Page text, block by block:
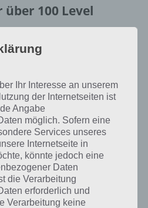
über 100 Level
94% bei jedem Spieler anders sind,
(real oder fiktiv):
Antworten zum Sachverhalt Ein
in der App 94%. Die Lösung ist dabei
Hier die Antworten:
Ihr Interesse an unserem
der Internetseiten ist
Angabe
möglich. Sofern eine
Services unseres
Internetseite in
könnte jedoch eine
Daten
die Verarbeitung
erforderlich und
Verarbeitung keine